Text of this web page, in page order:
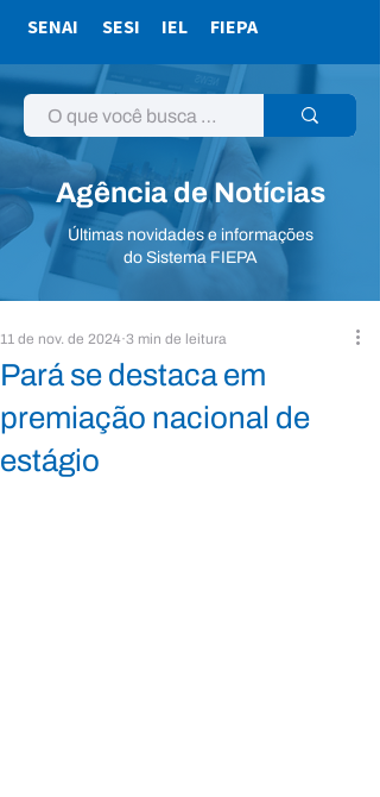
SENAI SESI IEL FIEPA
Agência de Notícias
Últimas novidades e informações
do Sistema FIEPA
Pará se destaca em
premiação nacional de
estágio
11 de nov. de 2024 3 min de leitura